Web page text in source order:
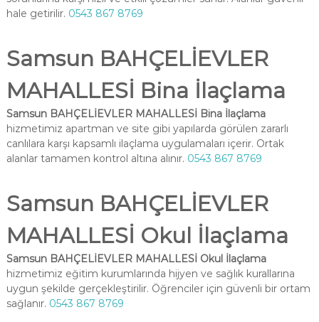
hale getirilir. 0543 867 8769
Samsun BAHÇELİEVLER
MAHALLESİ Bina İlaçlama
Samsun BAHÇELİEVLER MAHALLESİ Bina İlaçlama
hizmetimiz apartman ve site gibi yapılarda görülen zararlı
canlılara karşı kapsamlı ilaçlama uygulamaları içerir. Ortak
alanlar tamamen kontrol altına alınır. 0543 867 8769
Samsun BAHÇELİEVLER
MAHALLESİ Okul İlaçlama
Samsun BAHÇELİEVLER MAHALLESİ Okul İlaçlama
hizmetimiz eğitim kurumlarında hijyen ve sağlık kurallarına
uygun şekilde gerçekleştirilir. Öğrenciler için güvenli bir ortam
sağlanır. 0543 867 8769